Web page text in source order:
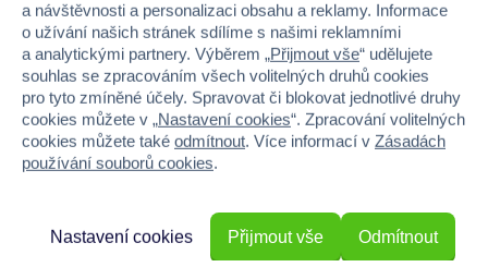
Licence TOTO
Věk od 3
Pohlaví HOLKA, KLUK
Šířka
16.5
5
a návštěvnosti a personalizaci obsahu a reklamy. Informace
o užívání našich stránek sdílíme s našimi reklamními
a analytickými partnery. Výběrem „Přijmout vše“ udělujete
souhlas se zpracováním všech volitelných druhů cookies
pro tyto zmíněné účely. Spravovat či blokovat jednotlivé druhy
cookies můžete v „Nastavení cookies“. Zpracování volitelných
cookies můžete také odmítnout. Více informací v Zásadách
používání souborů cookies.
Odmítnout
Nastavení cookies Přijmout vše